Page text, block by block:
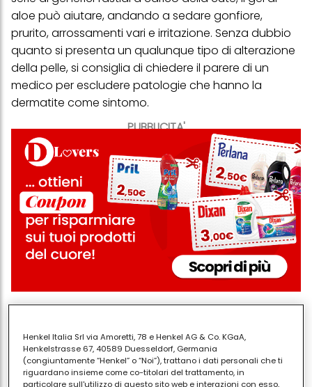
PUBBLICITA'
aloe può aiutare, andando a sedare gonfiore,
prurito, arrossamenti vari e irritazione. Senza dubbio
quanto si presenta un qualunque tipo di alterazione
della pelle, si consiglia di chiedere il parere di un
medico per escludere patologie che hanno la
dermatite come sintomo.
topico di aloe veraper trattare i disturbi cutanei,
allora potremo sentirci libere e sicure di poterlo fare
tranquillamente. L’aloe è molto ben tollerata
Henkel Italia Srl via Amoretti, 78 e Henkel AG & Co. KGaA,
Henkelstrasse 67, 40589 Duesseldorf, Germania
(congiuntamente “Henkel” o “Noi”), trattano i dati personali che ti
riguardano insieme come co-titolari del trattamento, in
particolare sull'utilizzo di questo sito web e interazioni con esso,